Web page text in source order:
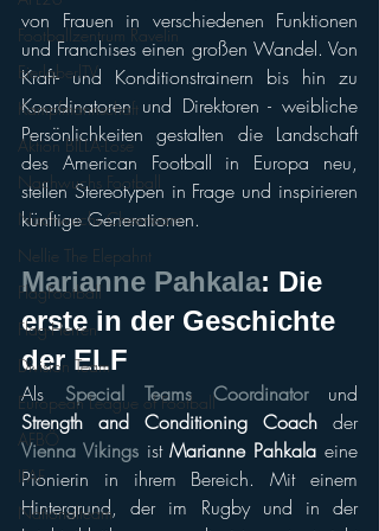
Footballzentrum Ravelin
EierlaberlTV
Kampfmannschaft
Aktion BILLA-Lose
Nachwuchs Football
Nachwuchs Cheerteam
Nellie The Elepahnt
FlagFootball
Flag-Herren
Division Team
European League of Football
AFBÖ
IFAF
Nationalteam
von Frauen in verschiedenen Funktionen
und Franchises einen großen Wandel. Von
Kraft- und Konditionstrainern bis hin zu
Koordinatoren und Direktoren - weibliche
Persönlichkeiten gestalten die Landschaft
des American Football in Europa neu,
stellen Stereotypen in Frage und inspirieren
künftige Generationen.
Marianne Pahkala: Die
erste in der Geschichte
der ELF
Als Special Teams Coordinator
Strength and Conditioning Coach
der
Vienna Vikings ist Marianne Pahkala eine
Pionierin in ihrem Bereich. Mit einem
Hintergrund, der im Rugby und in der